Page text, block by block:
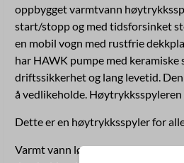
oppbygget varmtvann
start/stopp og med tidsforsinket
en mobil vogn med rustfrie
har HAWK pumpe med keramiske
driftssikkerhet og lang levetid.
å vedlikeholde. Høytrykksspyleren
Dette er en høytrykksspyler for
Varmt vann løser lettere opp fett